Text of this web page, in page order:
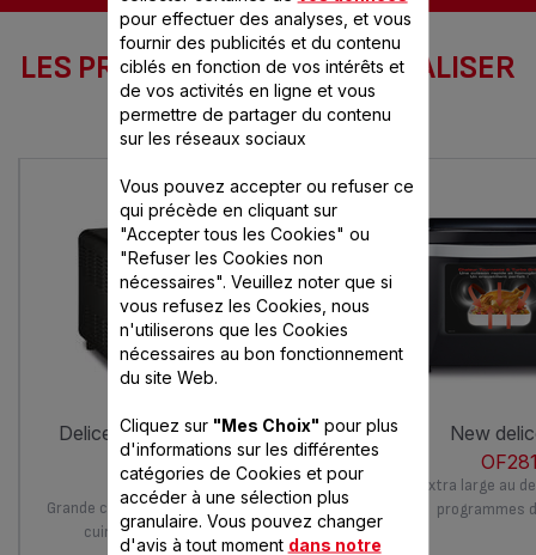
LES PRODUITS SEB POUR RÉALISER
CETTE RECETTE
delice xl tactile 9 programmes
automatiques
OF285800
Grande capacité et design moderne pour
cuire tous vos plats préférés !
new
Four extra large au
programmes
pour effectuer des analyses, et vous
fournir des publicités et du contenu
ciblés en fonction de vos intérêts et
de vos activités en ligne et vous
permettre de partager du contenu
sur les réseaux sociaux
Vous pouvez accepter ou refuser ce
qui précède en cliquant sur
"Accepter tous les Cookies" ou
"Refuser les Cookies non
nécessaires". Veuillez noter que si
vous refusez les Cookies, nous
n'utiliserons que les Cookies
nécessaires au bon fonctionnement
du site Web.
Cliquez sur "Mes Choix" pour plus
d'informations sur les différentes
catégories de Cookies et pour
accéder à une sélection plus
granulaire. Vous pouvez changer
d'avis à tout moment dans notre